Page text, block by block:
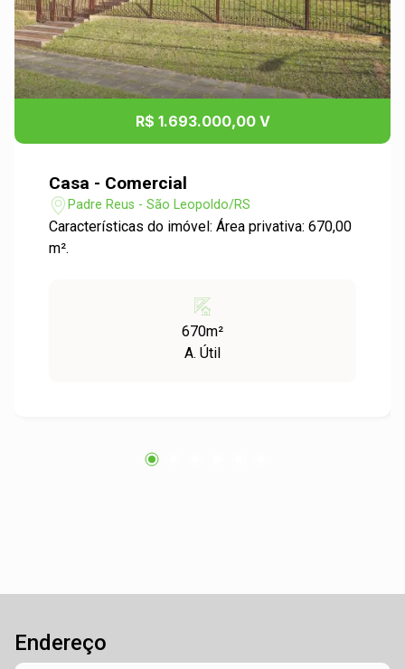
R$ 1.693.000,00 V
Casa - Comercial
Padre Reus - São Leopoldo/RS
Características do imóvel: Área privativa: 670,00
m².
670m²
A. Útil
Endereço